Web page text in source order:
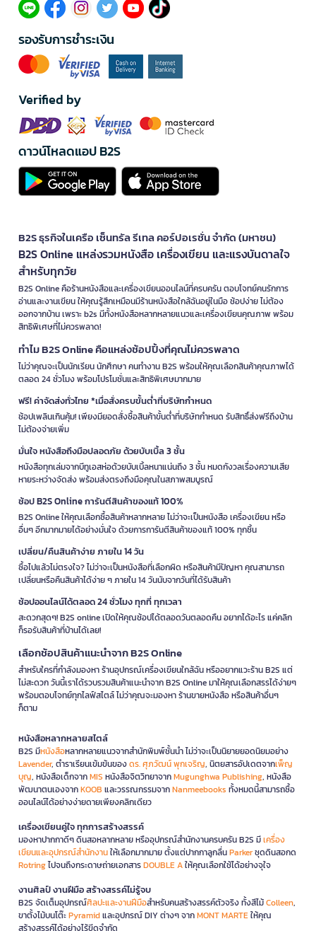
รองรับการชำระเงิน
Verified by
ดาวน์โหลดแอป B2S
B2S ธุรกิจในเครือ เซ็นทรัล รีเทล คอร์ปอเรชั่น จำกัด (มหาชน)
B2S Online แหล่งรวมหนังสือ เครื่องเขียน และแรงบันดาลใจ
สำหรับทุกวัย
B2S Online คือร้านหนังสือและเครื่องเขียนออนไลน์ที่ครบครัน ตอบโจทย์คนรักการ
อ่านและงานเขียน ให้คุณรู้สึกเหมือนมีร้านหนังสือใกล้ฉันอยู่ในมือ ช้อปง่าย ไม่ต้อง
ออกจากบ้าน เพราะ b2s มีทั้งหนังสือหลากหลายแนวและเครื่องเขียนคุณภาพ พร้อม
สิทธิพิเศษที่ไม่ควรพลาด!
ทำไม B2S Online คือแหล่งช้อปปิ้งที่คุณไม่ควรพลาด
ไม่ว่าคุณจะเป็นนักเรียน นักศึกษา คนทำงาน B2S พร้อมให้คุณเลือกสินค้าคุณภาพได้
ตลอด 24 ชั่วโมง พร้อมโปรโมชั่นและสิทธิพิเศษมากมาย
ฟรี! ค่าจัดส่งทั่วไทย *เมื่อสั่งครบขั้นต่ำที่บริษัทกำหนด
ช้อปเพลินเกินคุ้ม! เพียงมียอดสั่งซื้อสินค้าขั้นต่ำที่บริษัทกำหนด รับสิทธิ์ส่งฟรีถึงบ้าน
ไม่ต้องจ่ายเพิ่ม
มั่นใจ หนังสือถึงมือปลอดภัย ด้วยบับเบิ้ล 3 ชั้น
หนังสือทุกเล่มจากบีทูเอสห่อด้วยบับเบิ้ลหนาแน่นถึง 3 ชั้น หมดกังวลเรื่องความเสีย
หายระหว่างจัดส่ง พร้อมส่งตรงถึงมือคุณในสภาพสมบูรณ์
ช้อป B2S Online การันตีสินค้าของแท้ 100%
B2S Online ให้คุณเลือกซื้อสินค้าหลากหลาย ไม่ว่าจะเป็นหนังสือ เครื่องเขียน หรือ
อื่นๆ อีกมากมายได้อย่างมั่นใจ ด้วยการการันตีสินค้าของแท้ 100% ทุกชิ้น
เปลี่ยน/คืนสินค้าง่าย ภายใน 14 วัน
ซื้อไปแล้วไม่ตรงใจ? ไม่ว่าจะเป็นหนังสือที่เลือกผิด หรือสินค้ามีปัญหา คุณสามารถ
เปลี่ยนหรือคืนสินค้าได้ง่าย ๆ ภายใน 14 วันนับจากวันที่ได้รับสินค้า
ช้อปออนไลน์ได้ตลอด 24 ชั่วโมง ทุกที่ ทุกเวลา
สะดวกสุดๆ! B2S online เปิดให้คุณช้อปได้ตลอดวันตลอดคืน อยากได้อะไร แค่คลิก
ก็รอรับสินค้าที่บ้านได้เลย!
เลือกช้อปสินค้าแนะนำจาก B2S Online
สำหรับใครที่กำลังมองหา ร้านอุปกรณ์เครื่องเขียนใกล้ฉัน หรืออยากแวะร้าน B2S แต่
ไม่สะดวก วันนี้เราได้รวบรวมสินค้าแนะนำจาก B2S Online มาให้คุณเลือกสรรได้ง่ายๆ
พร้อมตอบโจทย์ทุกไลฟ์สไตล์ ไม่ว่าคุณจะมองหา ร้านขายหนังสือ หรือสินค้าอื่นๆ
ก็ตาม
หนังสือหลากหลายสไตล์
B2S มีหนังสือหลากหลายแนวจากสำนักพิมพ์ชั้นนำ ไม่ว่าจะเป็นนิยายยอดนิยมอย่าง
Lavender, ตำราเรียนเข้มข้นของดร. ศุภวัฒน์ พุกเจริญ, นิตยสารอัปเดตจากเพ็ญ
บุญ, หนังสือเด็กจากMIS หนังสือจิตวิทยาจากMugunghwa Publishing, หนังสือ
พัฒนาตนเองจากKOOB และวรรณกรรมจากNanmeebooks ทั้งหมดนี้สามารถซื้อ
ออนไลน์ได้อย่างง่ายดายเพียงคลิกเดียว
เครื่องเขียนคู่ใจ ทุกการสร้างสรรค์
มองหาปากกาดีๆ ดินสอหลากหลาย หรืออุปกรณ์สำนักงานครบครัน B2S มีเครื่อง
เขียนและอุปกรณ์สำนักงานให้เลือกมากมาย ตั้งแต่ปากกาลูกลื่นParkerชุดดินสอกด
Rotringไปจนถึงกระดาษถ่ายเอกสารDOUBLE Aให้คุณเลือกใช้ได้อย่างจุใจ
งานศิลป์ งานฝีมือ สร้างสรรค์ไม่รู้จบ
B2S จัดเต็มอุปกรณ์ศิลปะและงานฝีมือสำหรับคนสร้างสรรค์ตัวจริง ทั้งสีไม้Colleen,
ขาตั้งไม้บนโต๊ะPyramidและอุปกรณ์ DIY ต่างๆ จากMONT MARTEให้คุณ
สร้างสรรค์ได้อย่างไร้ขีดจำกัด